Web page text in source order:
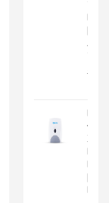
2
Lớp
|
2
Bình
Xà
|
RT800